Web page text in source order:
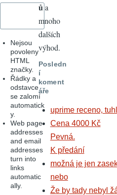
Nejsou
povoleny
HTML
značky.
Řádky a
odstavce
se zalomí
automatick
y.
Web page
addresses
and email
addresses
turn into
links
automatic
ally.
ůa
mnoho
dalších
výhod.
Posledn
í
koment
áře
uprime receno,
Cena 4000 Kč
Pevná.
K předání
možná je jen
nebo
Že by tady nebyl